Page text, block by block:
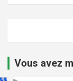
Vous avez